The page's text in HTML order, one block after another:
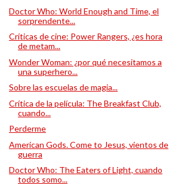
Doctor Who: World Enough and Time, el
sorprendente...
Críticas de cine: Power Rangers, ¿es hora
de metam...
Wonder Woman: ¿por qué necesitamos a
una superhero...
Sobre las escuelas de magia...
Crítica de la película: The Breakfast Club,
cuando...
Perderme
American Gods. Come to Jesus, vientos de
guerra
Doctor Who: The Eaters of Light, cuando
todos somo...